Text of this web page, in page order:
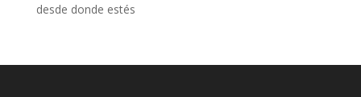
desde donde estés